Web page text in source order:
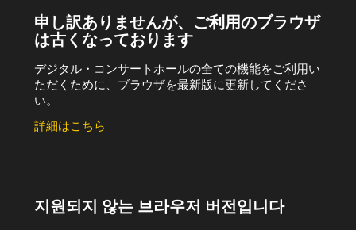
申し訳ありませんが、ご利用のブラウザ
は古くなっております
デジタル・コンサートホールの全ての機能をご利用い
ただくために、ブラウザを最新版に更新してくださ
い。
詳細はこちら
지원되지 않는 브라우저 버전입니다